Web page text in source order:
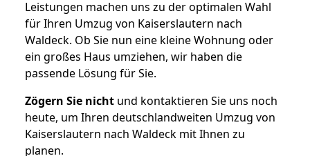
Leistungen machen uns zu der optimalen Wahl
für Ihren Umzug von Kaiserslautern nach
Waldeck. Ob Sie nun eine kleine Wohnung oder
ein großes Haus umziehen, wir haben die
passende Lösung für Sie.
Zögern Sie nicht und kontaktieren Sie uns noch
heute, um Ihren deutschlandweiten Umzug von
Kaiserslautern nach Waldeck mit Ihnen zu
planen.